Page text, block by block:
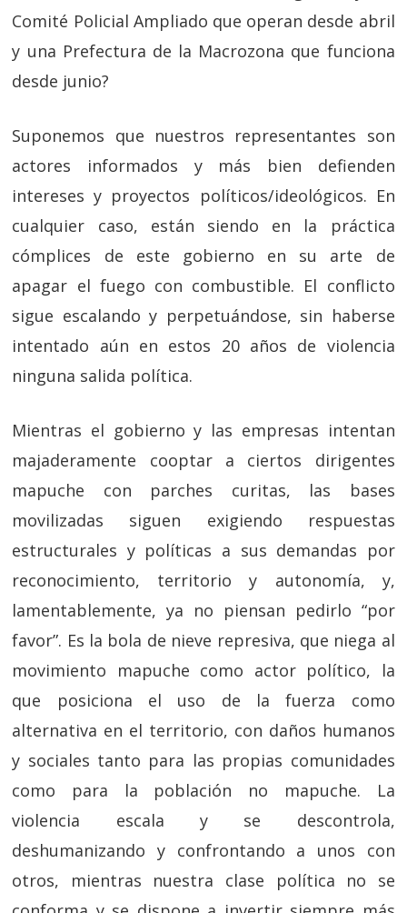
Comité Policial Ampliado que operan desde abril
y una Prefectura de la Macrozona que funciona
desde junio?
Suponemos que nuestros representantes son
actores informados y más bien defienden
intereses y proyectos políticos/ideológicos. En
cualquier caso, están siendo en la práctica
cómplices de este gobierno en su arte de
apagar el fuego con combustible. El conflicto
sigue escalando y perpetuándose, sin haberse
intentado aún en estos 20 años de violencia
ninguna salida política.
Mientras el gobierno y las empresas intentan
majaderamente cooptar a ciertos dirigentes
mapuche con parches curitas, las bases
movilizadas siguen exigiendo respuestas
estructurales y políticas a sus demandas por
reconocimiento, territorio y autonomía, y,
lamentablemente, ya no piensan pedirlo “por
favor”. Es la bola de nieve represiva, que niega al
movimiento mapuche como actor político, la
que posiciona el uso de la fuerza como
alternativa en el territorio, con daños humanos
y sociales tanto para las propias comunidades
como para la población no mapuche. La
violencia escala y se descontrola,
deshumanizando y confrontando a unos con
otros, mientras nuestra clase política no se